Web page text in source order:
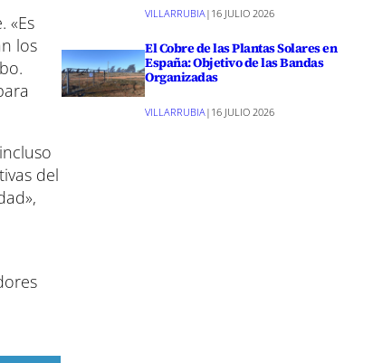
«Es
los
del
VILLARRUBIA| 16 JULIO 2026
El Cobre de las Plantas Solares en
España: Objetivo de las Bandas
Organizadas
VILLARRUBIA | 16 JULIO 2026